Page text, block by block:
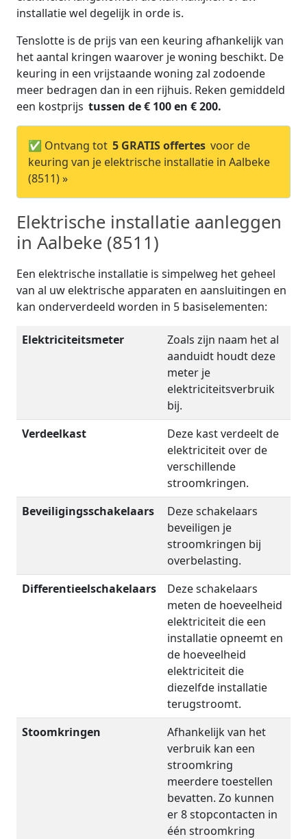
installatie wel degelijk in orde is.
Tenslotte is de prijs van een keuring afhankelijk van
het aantal kringen waarover je woning beschikt. De
keuring in een vrijstaande woning zal zodoende
meer bedragen dan in een rijhuis. Reken gemiddeld
een kostprijs tussen de € 100 en € 200.
✅ Ontvang tot 5 GRATIS offertes voor de
keuring van je elektrische installatie in Aalbeke
(8511) »
Elektrische installatie aanleggen
in Aalbeke (8511)
Een elektrische installatie is simpelweg het geheel
van al uw elektrische apparaten en aansluitingen en
kan onderverdeeld worden in 5 basiselementen:
Elektriciteitsmeter
Zoals zijn naam het al
aanduidt houdt deze
meter je
elektriciteitsverbruik
bij.
Verdeelkast
Deze kast verdeelt de
elektriciteit over de
verschillende
stroomkringen.
Beveiligingsschakelaars
Deze schakelaars
beveiligen je
stroomkringen bij
overbelasting.
Differentieelschakelaars
Deze schakelaars
meten de hoeveelheid
elektriciteit die een
installatie opneemt en
de hoeveelheid
elektriciteit die
diezelfde installatie
terugstroomt.
Stoomkringen
Afhankelijk van het
verbruik kan een
stroomkring
meerdere toestellen
bevatten. Zo kunnen
er 8 stopcontacten in
één stroomkring